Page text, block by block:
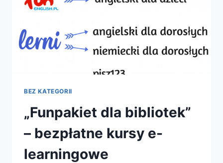
BEZ KATEGORII
„Funpakiet dla bibliotek”
– bezpłatne kursy e-
learningowe